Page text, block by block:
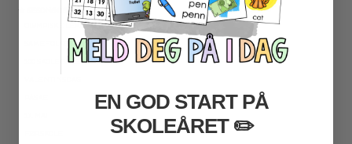
★ SESONG OG HØYTIDER
OLYMPISKE LEKER
100 SKOLEDAGER
EN GOD START PÅ
SKOLEÅRET​ ✏️